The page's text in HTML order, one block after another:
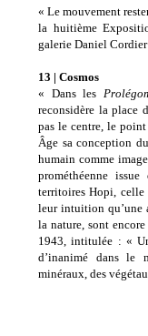
« Le mouvement
la huitième
galerie Daniel Cordier
13 | Cosmos
« Dans les
reconsidère la place
pas le centre, le
Âge sa conception
humain comme
prométhéenne
territoires Hopi, celle
leur intuition qu’une
la nature, sont
1943, intitulée : «
d’inanimé dans le
minéraux, des